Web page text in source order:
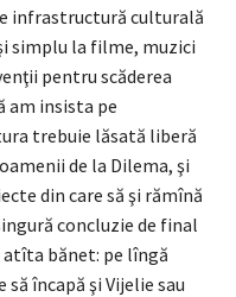
infrastructură culturală
simplu la filme, muzici
pentru scăderea
am insista pe
trebuie lăsată liberă
de la Dilema, şi
din care să şi rămînă
concluzie de final
atîta bănet: pe lîngă
încapă şi Vijelie sau